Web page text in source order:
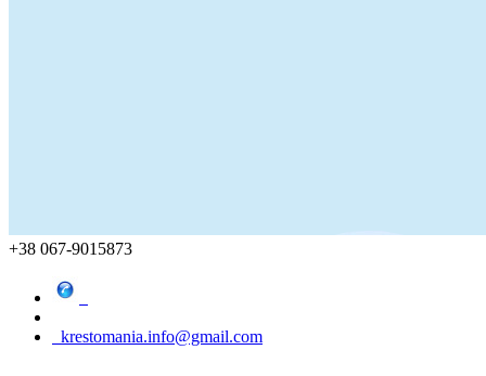
+38 067-9015873
krestomania.info@gmail.com